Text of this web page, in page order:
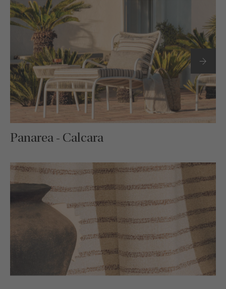
Panarea - Calcara